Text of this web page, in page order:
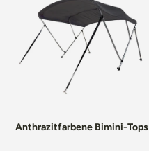
Anthrazitfarbene Bimini-Tops